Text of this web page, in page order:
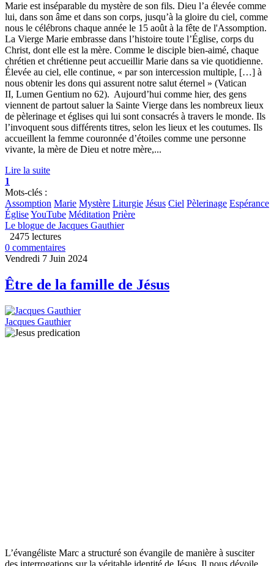
Marie est inséparable du mystère de son fils. Dieu l’a élevée comme
lui, dans son âme et dans son corps, jusqu’à la gloire du ciel, comme
nous le célébrons chaque année le 15 août à la fête de l'Assomption.
La Vierge Marie embrasse dans l’histoire toute l’Église, corps du
Christ, dont elle est la mère. Comme le disciple bien-aimé, chaque
chrétien et chrétienne peut accueillir Marie dans sa vie quotidienne.
Élevée au ciel, elle continue, « par son intercession multiple, […] à
nous obtenir les dons qui assurent notre salut éternel » (Vatican
II, Lumen Gentium no 62). Aujourd’hui comme hier, des gens
viennent de partout saluer la Sainte Vierge dans les nombreux lieux
de pèlerinage et églises qui lui sont consacrés à travers le monde. Ils
l’invoquent sous différents titres, selon les lieux et les coutumes. Ils
accueillent la femme couronnée d’étoiles comme une personne
vivante, la mère de Dieu et notre mère,...
Lire la suite
1
Mots-clés :
Assomption Marie Mystère Liturgie Jésus Ciel Pèlerinage Espérance
ÉgliseYouTube Méditation Prière
Le blogue de Jacques Gauthier
2475 lectures
0 commentaires
Vendredi 7 Juin 2024
Être de la famille de Jésus
Jacques Gauthier
L’évangéliste Marc a structuré son évangile de manière à susciter